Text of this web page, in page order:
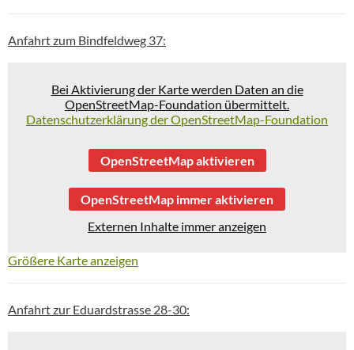
Anfahrt zum Bindfeldweg 37:
Bei Aktivierung der Karte werden Daten an die
OpenStreetMap-Foundation übermittelt.
Datenschutzerklärung der OpenStreetMap-Foundation
OpenStreetMap aktivieren
OpenStreetMap immer aktivieren
Externen Inhalte immer anzeigen
Größere Karte anzeigen
Anfahrt zur Eduardstrasse 28-30: